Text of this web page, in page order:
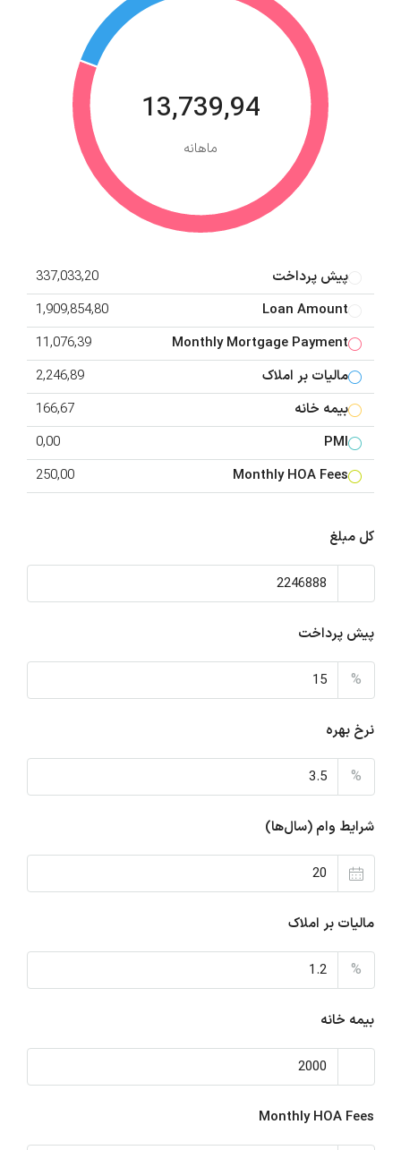
13,739,94
ماهانه
پیش پرداخت
337,033,20
Loan Amount
1,909,854,80
Monthly Mortgage Payment
11,076,39
مالیات بر املاک
2,246,89
بیمه خانه
166,67
PMI
0,00
Monthly HOA Fees
250,00
کل مبلغ
پیش پرداخت
%
نرخ بهره
%
شرایط وام (سال‌ها)
مالیات بر املاک
%
بیمه خانه
Monthly HOA Fees